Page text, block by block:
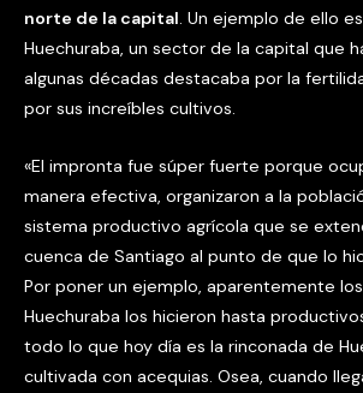
norte de la capital. Un ejemplo de ello
Huechuraba, un sector de la capital que
algunas décadas destacaba por la
por sus increíbles cultivos.
«El impronta fue súper fuerte porque
manera efectiva, organizaron a la
sistema productivo agrícola que se
cuenca de Santiago al punto de que lo
Por poner un ejemplo, aparentemente
Huechuraba los hicieron hasta
todo lo que hoy día es la rinconada de
cultivada con acequias. Osea, cuando